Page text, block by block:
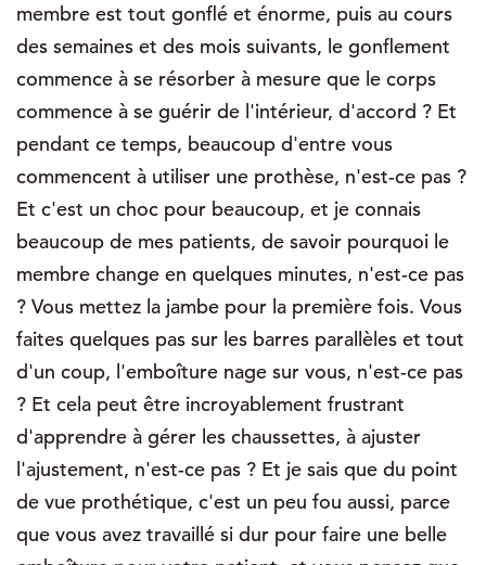
membre est tout gonflé et énorme, puis au cours
des semaines et des mois suivants, le gonflement
commence à se résorber à mesure que le corps
commence à se guérir de l'intérieur, d'accord ? Et
pendant ce temps, beaucoup d'entre vous
commencent à utiliser une prothèse, n'est-ce pas ?
Et c'est un choc pour beaucoup, et je connais
beaucoup de mes patients, de savoir pourquoi le
membre change en quelques minutes, n'est-ce pas
? Vous mettez la jambe pour la première fois. Vous
faites quelques pas sur les barres parallèles et tout
d'un coup, l'emboîture nage sur vous, n'est-ce pas
? Et cela peut être incroyablement frustrant
d'apprendre à gérer les chaussettes, à ajuster
l'ajustement, n'est-ce pas ? Et je sais que du point
de vue prothétique, c'est un peu fou aussi, parce
que vous avez travaillé si dur pour faire une belle